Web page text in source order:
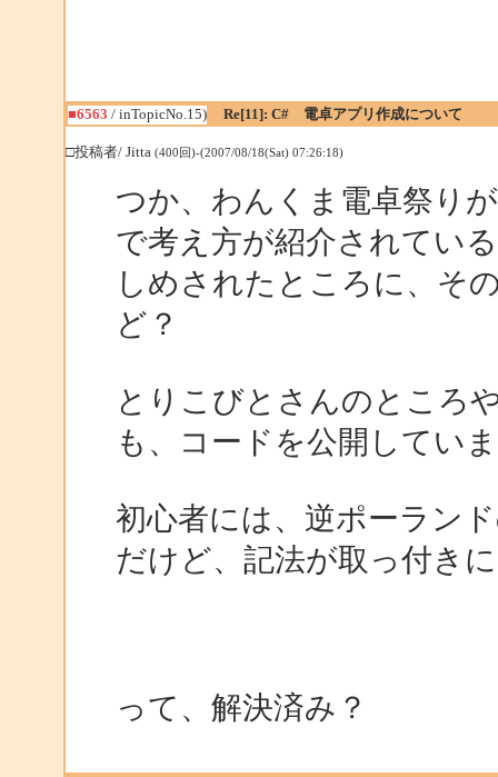
■6563 / inTopicNo.15) Re[11]: C# 電卓アプリ作成について
□投稿者/ Jitta (400回)-(2007/08/18(Sat) 07:26:18)
つか、わんくま電卓祭り
で考え方が紹介されてい
しめされたところに、そ
ど？
とりこびとさんのところ
も、コードを公開してい
初心者には、逆ポーラン
だけど、記法が取っ付き
って、解決済み？